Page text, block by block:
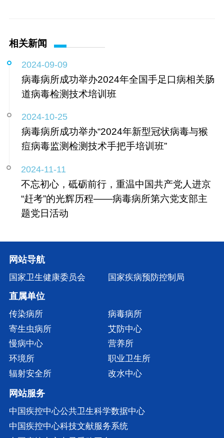
相关新闻
2024-09-09
病毒病所成功举办2024年全国手足口病相关肠
道病毒检测技术培训班
2024-10-25
病毒病所成功举办“2024年新型冠状病毒与猴
痘病毒监测检测技术手把手培训班”
2024-11-11
不忘初心，砥砺前行，重温中国共产党人进京
“赶考”的光辉历程——病毒病所第六党支部主
题党日活动
网站导航
国家卫生健康委员会 国家疾病预防控制局
直属单位
传染病所
病毒病所
寄生虫病所
艾防中心
慢病中心
营养所
环境所
职业卫生所
辐射安全所
改水中心
网站服务
中国疾控中心公共卫生科学数据中心
中国疾控中心科技文献服务系统